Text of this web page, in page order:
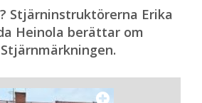
Stjärninstruktörerna Erika
Heinola berättar om